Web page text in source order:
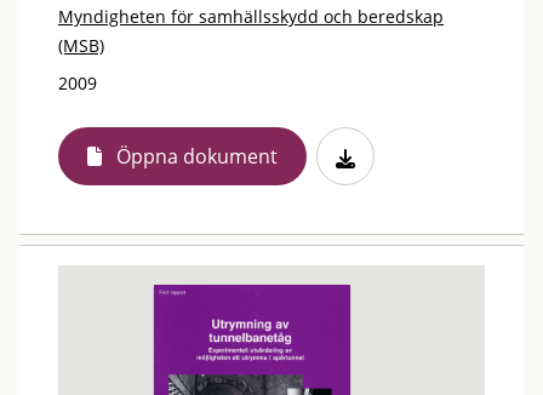
Myndigheten för samhällsskydd och beredskap
(MSB)
2009
Öppna dokument